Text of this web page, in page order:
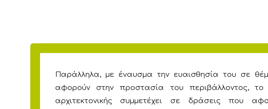
Παράλληλα, με έναυσμα την ευαισθησία του σε
αφορούν στην προστασία του περιβάλλοντος, το
αρχιτεκτονικής συμμετέχει σε δράσεις που